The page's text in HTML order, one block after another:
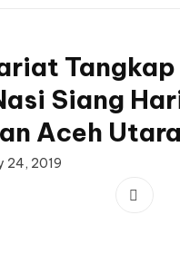
Tangkap
Siang
Aceh Utara
24, 2019